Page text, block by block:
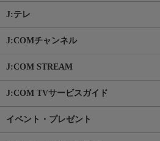
J:テレ
J:COMチャンネル
J:COM STREAM
J:COM TVサービスガイド
イベント・プレゼント